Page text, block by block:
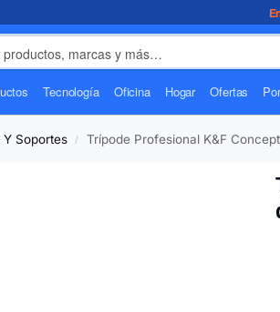
Tecnología Oficina Hogar Ofertas
Y Soportes / Trípode Profesional K&F